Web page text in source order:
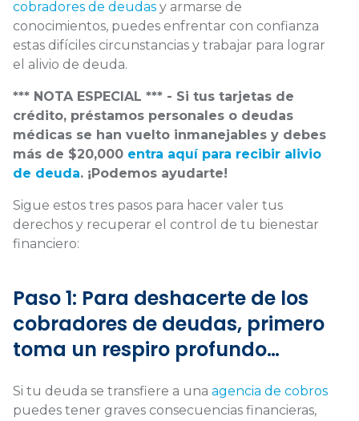
cobradores de deudas y armarse de
conocimientos, puedes enfrentar con confianza
estas difíciles circunstancias y trabajar para lograr
el alivio de deuda.
*** NOTA ESPECIAL *** - Si tus tarjetas de
crédito, préstamos personales o deudas
médicas se han vuelto inmanejables y debes
más de $20,000 entra aquí para recibir alivio
de deuda. ¡Podemos ayudarte!
Sigue estos tres pasos para hacer valer tus
derechos y recuperar el control de tu bienestar
financiero:
Paso 1: Para deshacerte de los
cobradores de deudas, primero
toma un respiro profundo…
Si tu deuda se transfiere a una agencia de cobros
puedes tener graves consecuencias financieras,